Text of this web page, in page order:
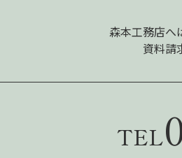
森本工務店へ
資料請
TEL